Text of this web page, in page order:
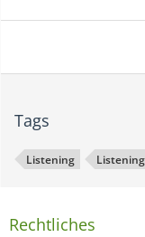
Tags
Listening
Rechtliches